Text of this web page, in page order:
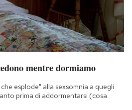
mentre dormiamo
esplode" alla sexsomnia a quegli
prima di addormentarsi (cosa